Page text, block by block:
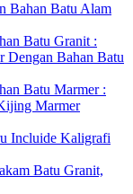
Bahan Batu Alam
Batu Granit :
Dengan Bahan Batu
Batu Marmer :
Marmer
Incluide Kaligrafi
Batu Granit,